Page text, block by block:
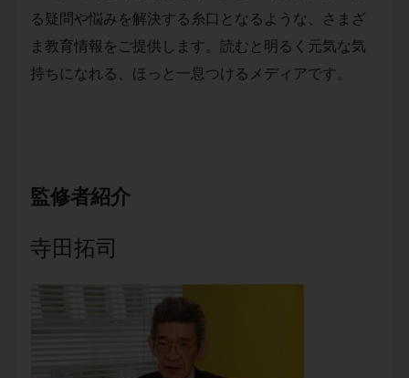
る疑問や悩みを解決する糸口となるような、さまざ
ま教育情報をご提供します。読むと明るく元気な気
持ちになれる、ほっと一息つけるメディアです。
監修者紹介
寺田拓司